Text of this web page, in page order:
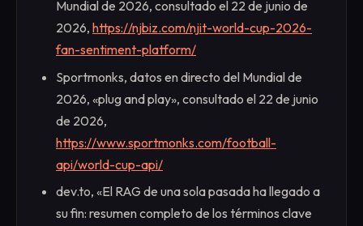
Mundial de 2026, consultado el 22 de junio de
2026, https://njbiz.com/njit-world-cup-2026-
fan-sentiment-platform/
Sportmonks, datos en directo del Mundial de
2026, «plug and play», consultado el 22 de junio
de 2026,
https://www.sportmonks.com/football-
api/world-cup-api/
dev.to, «El RAG de una sola pasada ha llegado a
su fin: resumen completo de los términos clave